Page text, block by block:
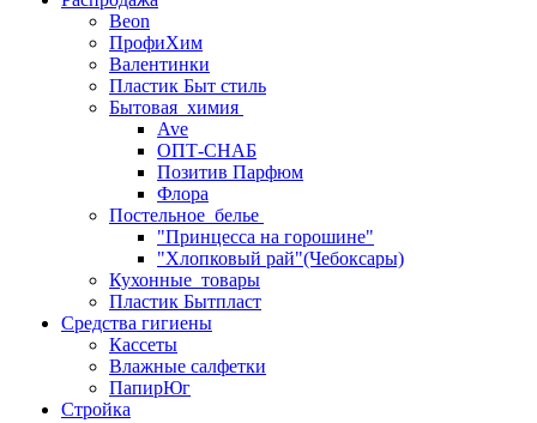
Beon
ПрофиХим
Валентинки
Пластик Быт стиль
Бытовая_химия
Ave
ОПТ-СНАБ
Позитив Парфюм
Флора
Постельное_белье
"Принцесса на горошине"
"Хлопковый рай"(Чебоксары)
Кухонные_товары
Пластик Бытпласт
Средства гигиены
Кассеты
Влажные салфетки
ПапирЮг
Стройка